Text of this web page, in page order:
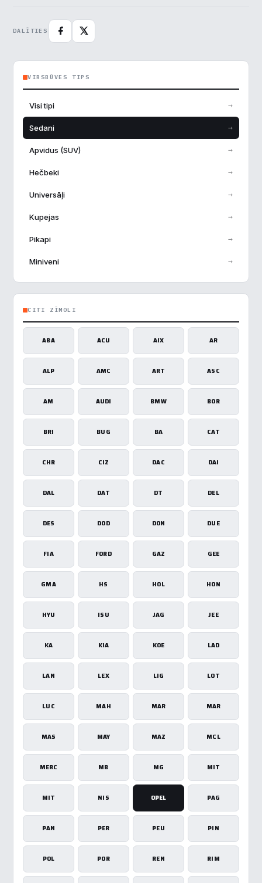
DALĪTIES
VIRSBŪVES TIPS
Visi tipi →
Sedani →
Apvidus (SUV) →
Hečbeki →
Universāļi →
Kupejas →
Pikapi →
Miniveni →
CITI ZĪMOLI
ABA ACU AIX AR
ALP AMC ART ASC
AM AUDI BMW BOR
BRI BUG BA CAT
CHR CIZ DAC DAI
DAL DAT DT DEL
DES DOD DON DUE
FIA FORD GAZ GEE
GMA HS HOL HON
HYU ISU JAG JEE
KA KIA KOE LAD
LAN LEX LIG LOT
LUC MAH MAR MAR
MAS MAY MAZ MCL
MERC MB MG MIT
MIT NIS OPEL PAG
PAN PER PEU PIN
POL POR REN RIM
Saglabāt preferences